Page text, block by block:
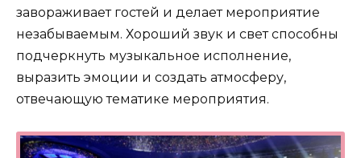
завораживает гостей и делает мероприятие
незабываемым. Хороший звук и свет способны
подчеркнуть музыкальное исполнение,
выразить эмоции и создать атмосферу,
отвечающую тематике мероприятия.